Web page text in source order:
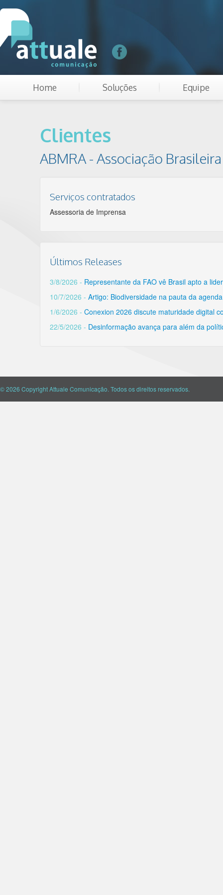
Home Soluções Equipe
Clientes
ABMRA - Associação
Serviços contratados
Assessoria de Imprensa
Últimos Releases
3/8/2026 - Representante da FAO vê Brasil apto a
10/7/2026 - Artigo: Biodiversidade na pauta da
1/6/2026 - Conexion 2026 discute maturidade digital
22/5/2026 - Desinformação avança para além da
© 2026 Copyright Attuale Comunicação. Todos os direitos reservados.